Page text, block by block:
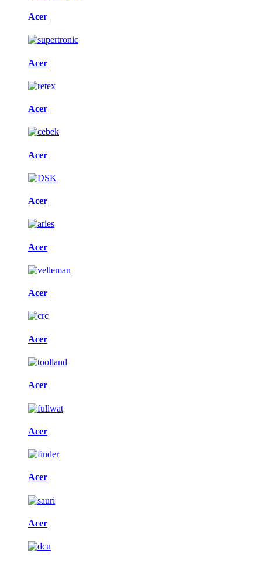
Acer
Acer
Acer
Acer
Acer
Acer
Acer
Acer
Acer
Acer
Acer
Acer